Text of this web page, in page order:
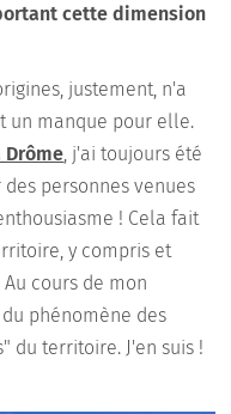
cette dimension
justement, n'a
un manque pour elle.
, j'ai toujours été
personnes venues
! Cela fait
y compris et
cours de mon
phénomène des
du territoire. J'en suis !